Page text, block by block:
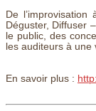
De
Déguster, Diffuser
le public, des
les auditeurs à une
En savoir plus :